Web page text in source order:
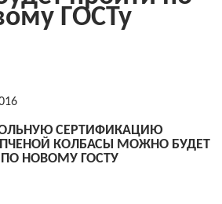
ГОСТу
СЕРТИФИКАЦИЮ
КОЛБАСЫ МОЖНО БУДЕТ
НОВОМУ ГОСТУ